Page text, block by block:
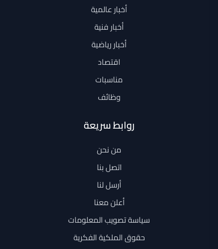
أخبار عالمية
أخبار فنية
أخبار رياضية
اقتصاد
مناسبات
وظائف
روابط سريعة
من نحن
اتصل بنا
أرسل لنا
أعلن معنا
سياسة تصويب المعلومات
حقوق الملكية الفكرية